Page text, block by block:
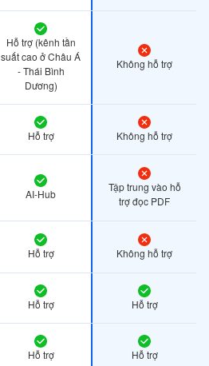
Hỗ trợ (kênh tần
suất cao ở Châu Á
- Thái Bình
Dương)
Không hỗ trợ
Hỗ trợ Không hỗ trợ
AI-Hub
Tập trung vào hỗ
trợ đọc PDF
Hỗ trợ Không hỗ trợ
Hỗ trợ Hỗ trợ
Hỗ trợ Hỗ trợ